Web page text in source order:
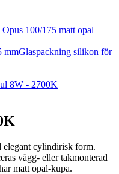
100/175 matt opal
Glaspackning silikon för
8W - 2700K
elegant cylindirisk form.
vägg- eller takmonterad
matt opal-kupa.